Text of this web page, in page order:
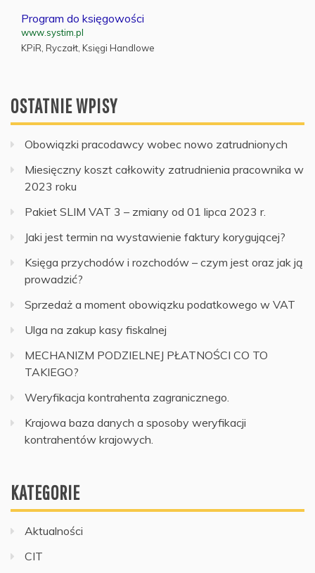
Program do księgowości
www.systim.pl
KPiR, Ryczałt, Księgi Handlowe
OSTATNIE WPISY
Obowiązki pracodawcy wobec nowo zatrudnionych
Miesięczny koszt całkowity zatrudnienia pracownika w
2023 roku
Pakiet SLIM VAT 3 – zmiany od 01 lipca 2023 r.
Jaki jest termin na wystawienie faktury korygującej?
Księga przychodów i rozchodów – czym jest oraz jak ją
prowadzić?
Sprzedaż a moment obowiązku podatkowego w VAT
Ulga na zakup kasy fiskalnej
MECHANIZM PODZIELNEJ PŁATNOŚCI CO TO
TAKIEGO?
Weryfikacja kontrahenta zagranicznego.
Krajowa baza danych a sposoby weryfikacji
kontrahentów krajowych.
KATEGORIE
Aktualności
CIT